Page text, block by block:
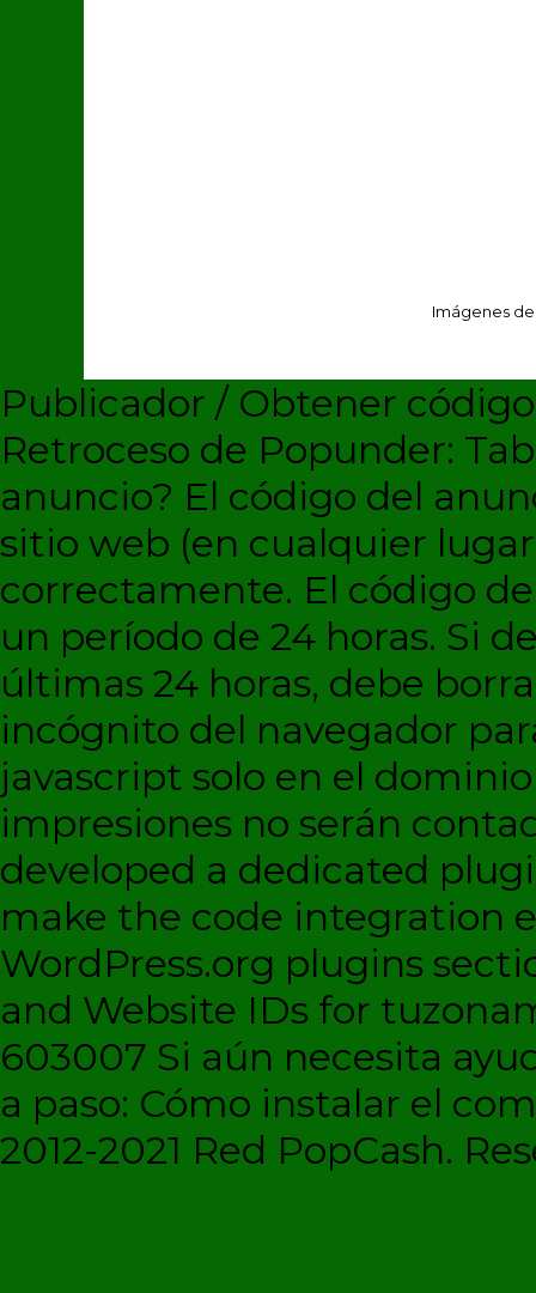
Imágenes
Publicador / Obtener
Retroceso de Popunder:
anuncio? El código del
sitio web (en cualquier
correctamente. El código
un período de 24 horas. Si
últimas 24 horas, debe
incógnito del navegador
javascript solo en el
impresiones no serán
developed a dedicated
make the code integration
WordPress.org plugins
and Website IDs for
603007 Si aún necesita
a paso: Cómo instalar el
2012-2021 Red PopCash.